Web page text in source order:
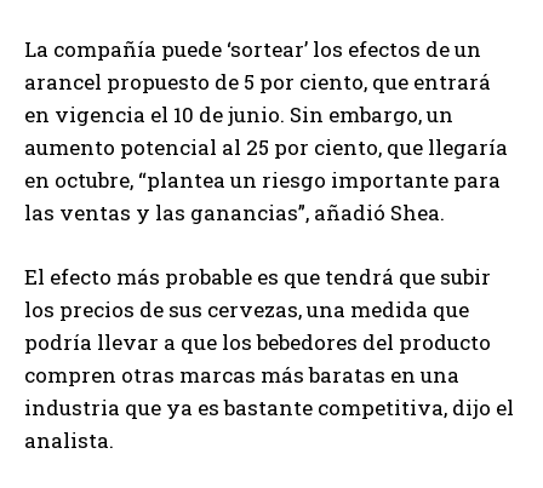
La compañía puede ‘sortear’ los efectos de un
arancel propuesto de 5 por ciento, que entrará
en vigencia el 10 de junio. Sin embargo, un
aumento potencial al 25 por ciento, que llegaría
en octubre, “plantea un riesgo importante para
las ventas y las ganancias”, añadió Shea.
El efecto más probable es que tendrá que subir
los precios de sus cervezas, una medida que
podría llevar a que los bebedores del producto
compren otras marcas más baratas en una
industria que ya es bastante competitiva, dijo el
analista.